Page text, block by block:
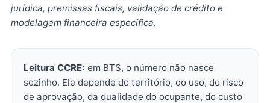
jurídica, premissas fiscais, validação de crédito e
modelagem financeira específica.
Leitura CCRE: em BTS, o número não nasce
sozinho. Ele depende do território, do uso, do risco
de aprovação, da qualidade do ocupante, do custo